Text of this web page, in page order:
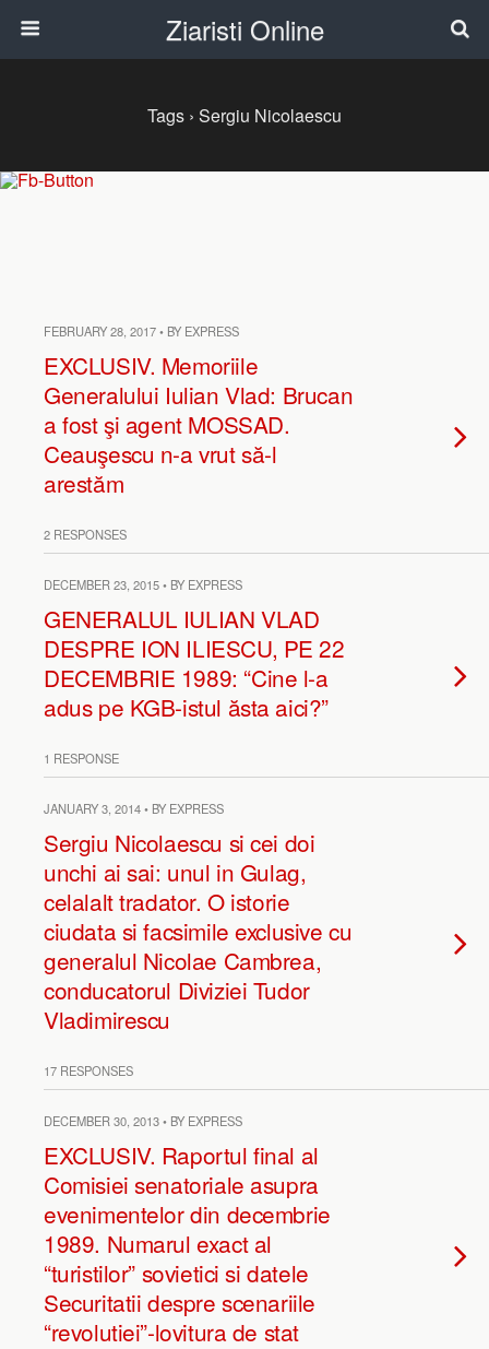
Ziaristi Online
Tags › Sergiu Nicolaescu
FEBRUARY 28, 2017 • BY EXPRESS
EXCLUSIV. Memoriile
Generalului Iulian Vlad: Brucan
a fost şi agent MOSSAD.
Ceauşescu n-a vrut să-l
arestăm
2 RESPONSES
DECEMBER 23, 2015 • BY EXPRESS
GENERALUL IULIAN VLAD
DESPRE ION ILIESCU, PE 22
DECEMBRIE 1989: “Cine l-a
adus pe KGB-istul ăsta aici?”
1 RESPONSE
JANUARY 3, 2014 • BY EXPRESS
Sergiu Nicolaescu si cei doi
unchi ai sai: unul in Gulag,
celalalt tradator. O istorie
ciudata si facsimile exclusive cu
generalul Nicolae Cambrea,
conducatorul Diviziei Tudor
Vladimirescu
17 RESPONSES
DECEMBER 30, 2013 • BY EXPRESS
EXCLUSIV. Raportul final al
Comisiei senatoriale asupra
evenimentelor din decembrie
1989. Numarul exact al
“turistilor” sovietici si datele
Securitatii despre scenariile
“revolutiei”-lovitura de stat